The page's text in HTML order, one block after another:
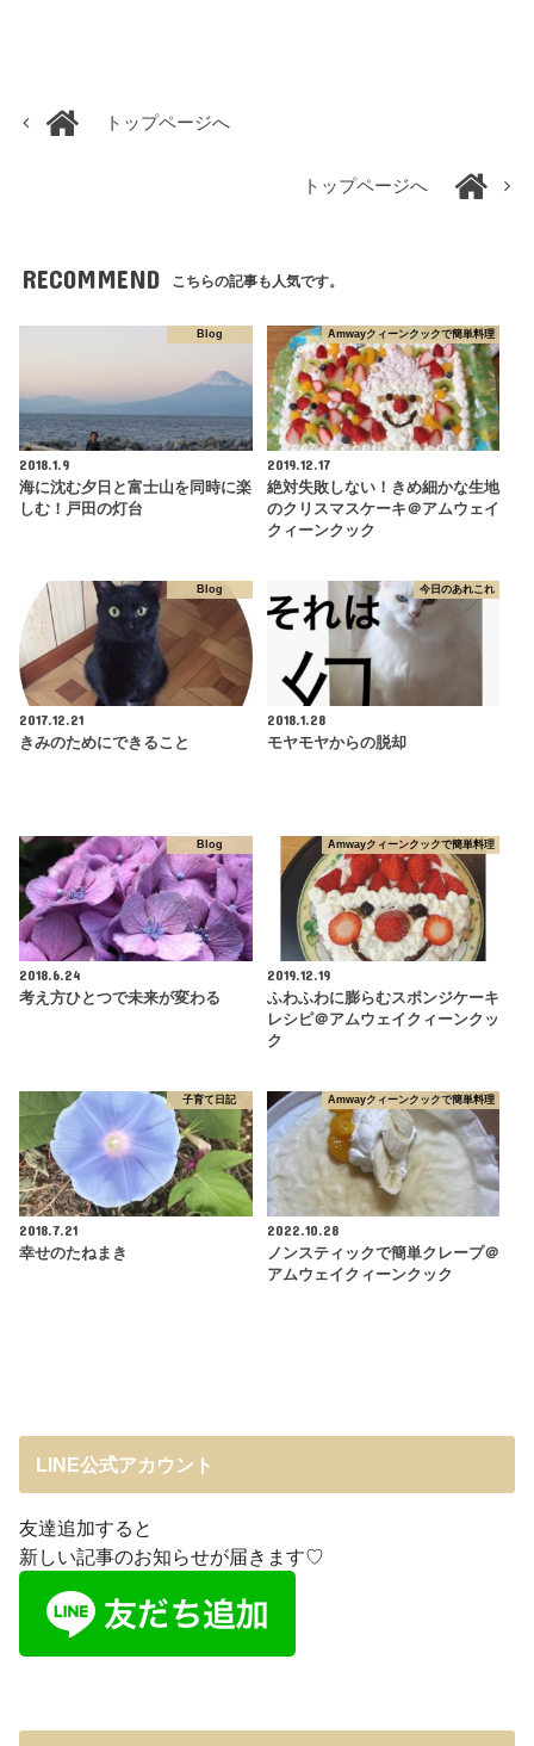
トップページへ
トップページへ
RECOMMEND こちらの記事も人気です。
Blog
2018.1.9
海に沈む夕日と富士山を同時に楽
しむ！戸田の灯台
Amwayクィーンクックで簡単料理
2019.12.17
絶対失敗しない！きめ細かな生地
のクリスマスケーキ＠アムウェイ
クィーンクック
Blog
2017.12.21
きみのためにできること
今日のあれこれ
2018.1.28
モヤモヤからの脱却
Blog
2018.6.24
考え方ひとつで未来が変わる
Amwayクィーンクックで簡単料理
2019.12.19
ふわふわに膨らむスポンジケーキ
レシピ＠アムウェイクィーンクッ
ク
子育て日記
2018.7.21
幸せのたねまき
Amwayクィーンクックで簡単料理
2022.10.28
ノンスティックで簡単クレープ＠
アムウェイクィーンクック
LINE公式アカウント
友達追加すると
新しい記事のお知らせが届きます♡